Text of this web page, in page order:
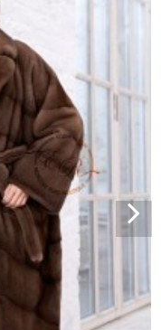
идеальной
направлений, как
бохо. Отложной
шубку с
и мягкие линии
и безупречный вкус
минимума
состав и
производителем